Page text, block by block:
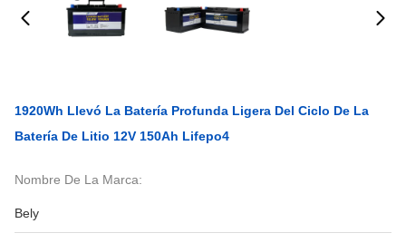
1920Wh Llevó La Batería Profunda Ligera Del Ciclo De La
Batería De Litio 12V 150Ah Lifepo4
Nombre De La Marca:
Bely